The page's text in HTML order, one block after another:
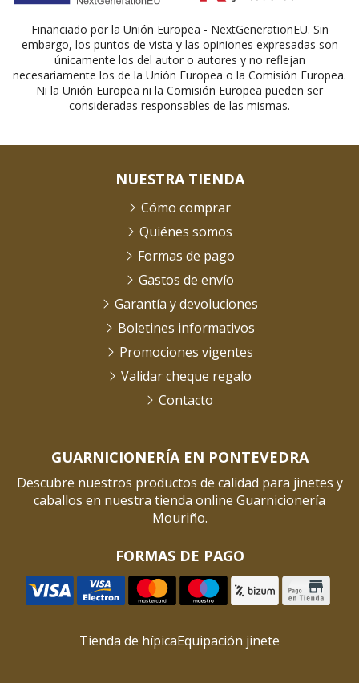
Financiado por la Unión Europea - NextGenerationEU. Sin
embargo, los puntos de vista y las opiniones expresadas son
únicamente los del autor o autores y no reflejan
necesariamente los de la Unión Europea o la Comisión Europea.
Ni la Unión Europea ni la Comisión Europea pueden ser
consideradas responsables de las mismas.
GUARNICIONERÍA EN PONTEVEDRA
Descubre nuestros productos de calidad para jinetes y
caballos en nuestra tienda online Guarnicionería
Mouriño.
FORMAS DE PAGO
NUESTRA TIENDA
Cómo comprar
Quiénes somos
Formas de pago
Gastos de envío
Garantía y devoluciones
Boletines informativos
Promociones vigentes
Validar cheque regalo
Contacto
Tienda de hípicaEquipación jinete